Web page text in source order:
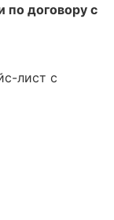
по договору с
лист с